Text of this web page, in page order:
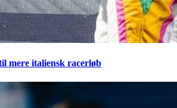
mere italiensk racerløb